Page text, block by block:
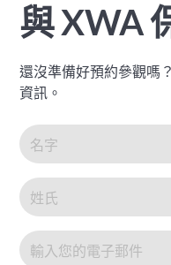
與 XWA
還沒準備好預約參觀嗎
資訊。